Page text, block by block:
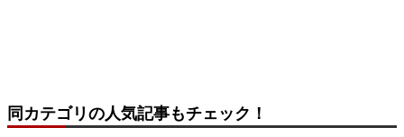
同カテゴリの人気記事もチェック！